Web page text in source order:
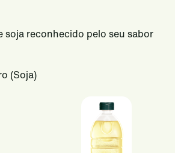
soja reconhecido pelo seu sabor
(Soja)